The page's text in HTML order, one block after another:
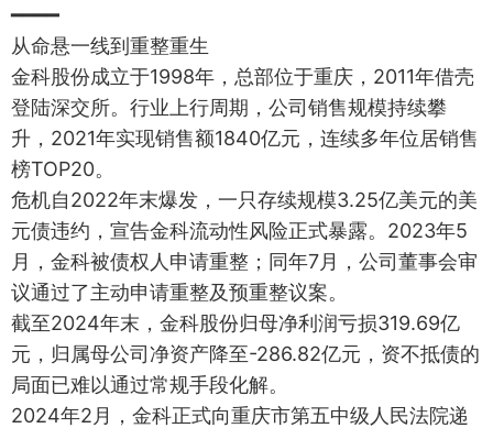
━━━━
从命悬一线到重整重生
金科股份成立于1998年，总部位于重庆，2011年借壳
登陆深交所。行业上行周期，公司销售规模持续攀
升，2021年实现销售额1840亿元，连续多年位居销售
榜TOP20。
危机自2022年末爆发，一只存续规模3.25亿美元的美
元债违约，宣告金科流动性风险正式暴露。2023年5
月，金科被债权人申请重整；同年7月，公司董事会审
议通过了主动申请重整及预重整议案。
截至2024年末，金科股份归母净利润亏损319.69亿
元，归属母公司净资产降至-286.82亿元，资不抵债的
局面已难以通过常规手段化解。
2024年2月，金科正式向重庆市第五中级人民法院递